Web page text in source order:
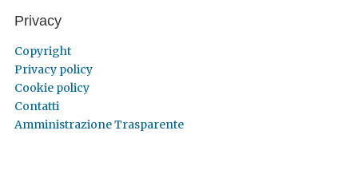
Privacy
Copyright
Privacy policy
Cookie policy
Contatti
Amministrazione Trasparente